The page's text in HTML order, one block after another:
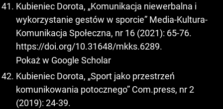
Kubieniec Dorota, „Komunikacja niewerbalna i
wykorzystanie gestów w sporcie” Media-Kultura-
Komunikacja Społeczna, nr 16 (2021): 65-76.
https://doi.org/10.31648/mkks.6289.
Pokaż w Google Scholar
Kubieniec Dorota, „Sport jako przestrzeń
komunikowania potocznego” Com.press, nr 2
(2019): 24-39.